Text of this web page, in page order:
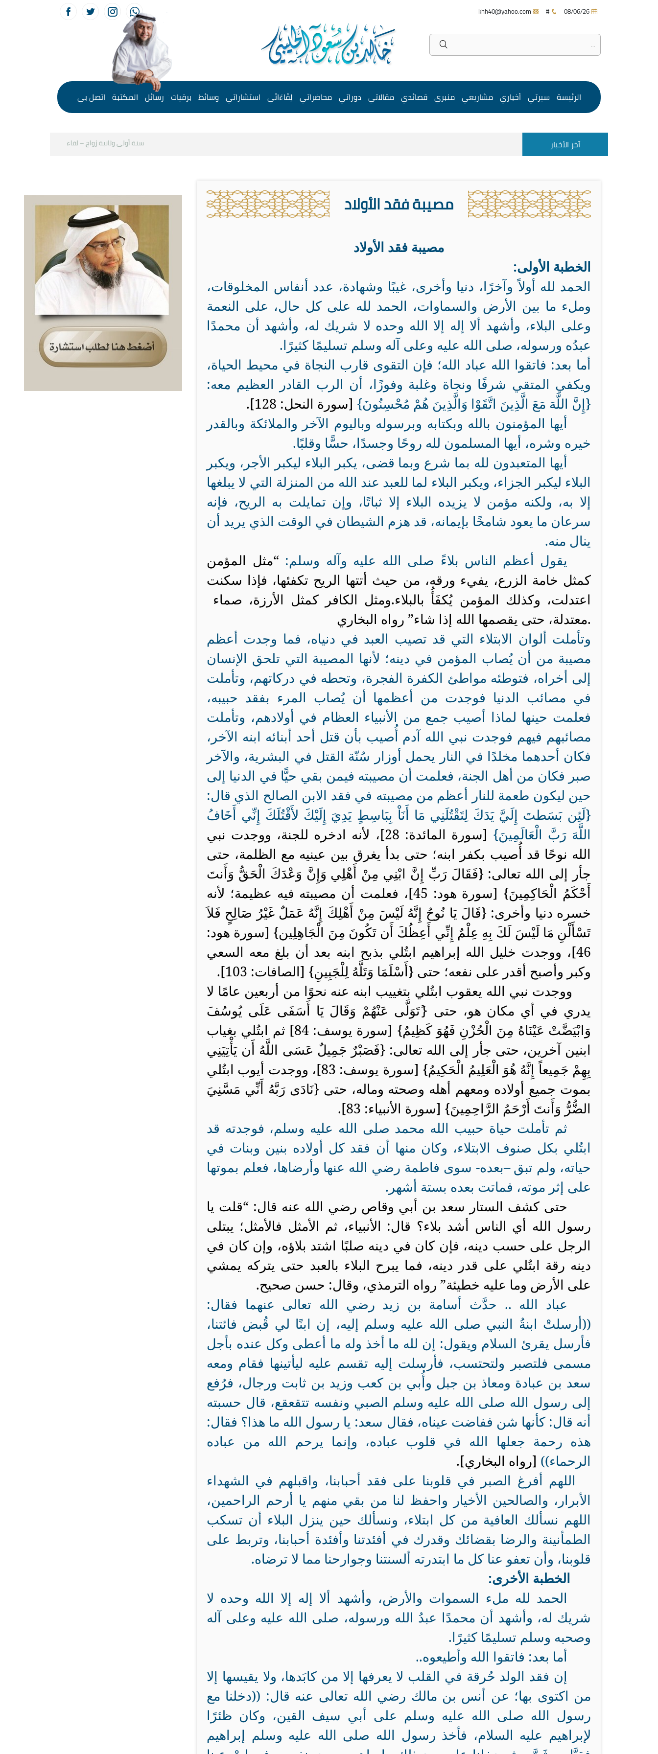
#
الرئيسة سيرتي أخباري مشاريعي منبري قصائدي مقالاتي دوراتي محاضراتي لِقَاءَاتَي استشاراتي وسائط برقيات رسائل المكتبة اتصل بي
آخر الأخبار سنة أولى وثانية زواج – لقاء مع د.خالد الحليبي
مصيبة فقد الأولاد
مصيبة فقد الأولاد
الخطبة الأولى:
الحمد لله أولاً وآخرًا، دنيا وأخرى، غيبًا وشهادة، عدد أنفاس المخلوقات،
وملء ما بين الأرض والسماوات، الحمد لله على كل حال، على النعمة
وعلى البلاء، وأشهد ألا إله إلا الله وحده لا شريك له، وأشهد أن محمدًا
عبدُه ورسوله، صلى الله عليه وعلى آله وسلم تسليمًا كثيرًا.
أما بعد: فاتقوا الله عباد الله؛ فإن التقوى قارب النجاة في محيط الحياة،
ويكفي المتقي شرفًا ونجاة وغلبة وفوزًا، أن الرب القادر العظيم معه:
{إِنَّ اللَّهَ مَعَ الَّذِينَ اتَّقَوْا وَالَّذِينَ هُمْ مُحْسِنُونَ} [سورة النحل: 128].
أيها المؤمنون بالله وبكتابه وبرسوله وباليوم الآخر والملائكة وبالقدر
خيره وشره، أيها المسلمون لله روحًا وجسدًا، حسًّا وقلبًا.
أيها المتعبدون لله بما شرع وبما قضى، يكبر البلاء ليكبر الأجر، ويكبر
البلاء ليكبر الجزاء، ويكبر البلاء لما للعبد عند الله من المنزلة التي لا يبلغها
إلا به، ولكنه مؤمن لا يزيده البلاء إلا ثباتًا، وإن تمايلت به الريح، فإنه
سرعان ما يعود شامخًا بإيمانه، قد هزم الشيطان في الوقت الذي يريد أن
ينال منه.
يقول أعظم الناس بلاءً صلى الله عليه وآله وسلم:“مثل المؤمن
كمثل خامة الزرع، يفيء ورقه، من حيث أتتها الريح تكفئها، فإذا سكنت
اعتدلت، وكذلك المؤمن يُكفَأُ بالبلاء.ومثل الكافر كمثل الأرزة، صماء
معتدلة، حتى يقصمها الله إذا شاء” رواه البخاري.
وتأملت ألوان الابتلاء التي قد تصيب العبد في دنياه، فما وجدت أعظم
مصيبة من أن يُصاب المؤمن في دينه؛ لأنها المصيبة التي تلحق الإنسان
إلى أخراه، فتوطئه مواطئ الكفرة الفجرة، وتحطه في دركاتهم، وتأملت
في مصائب الدنيا فوجدت من أعظمها أن يُصاب المرء بفقد حبيبه،
فعلمت حينها لماذا أصيب جمع من الأنبياء العظام في أولادهم، وتأملت
مصائبهم فيهم فوجدت نبي الله آدم أُصيب بأن قتل أحد أبنائه ابنه الآخر،
فكان أحدهما مخلدًا في النار يحمل أوزار سُنّة القتل في البشرية، والآخر
صبر فكان من أهل الجنة، فعلمت أن مصيبته فيمن بقي حيًّا في الدنيا إلى
حين ليكون طعمة للنار أعظم من مصيبته في فقد الابن الصالح الذي قال:
{لَئِن بَسَطتَ إِلَيَّ يَدَكَ لِتَقْتُلَنِي مَا أَنَاْ بِبَاسِطٍ يَدِيَ إِلَيْكَ لأَقْتُلَكَ إِنِّي أَخَافُ
اللَّهَ رَبَّ الْعَالَمِينَ}
[سورة المائدة: 28]، لأنه ادخره للجنة، ووجدت نبي
الله نوحًا قد أُصيب بكفر ابنه؛ حتى بدأ يغرق بين عينيه مع الظلمة، حتى
جأر إلى الله تعالى: {فَقَالَ رَبِّ إِنَّ ابْنِي مِنْ أَهْلِي وَإِنَّ وَعْدَكَ الْحَقُّ وَأَنتَ
أَحْكَمُ الْحَاكِمِينَ}
[سورة هود: 45]، فعلمت أن مصيبته فيه عظيمة؛ لأنه
خسره دنيا وأخرى: {قَالَ يَا نُوحُ إِنَّهُ لَيْسَ مِنْ أَهْلِكَ إِنَّهُ عَمَلٌ غَيْرُ صَالِحٍ فَلاَ
تَسْأَلْنِ مَا لَيْسَ لَكَ بِهِ عِلْمٌ إِنِّي أَعِظُكَ أَن تَكُونَ مِنَ الْجَاهِلِين} [سورة هود:
46]، ووجدت خليل الله إبراهيم ابتُلي بذبح ابنه بعد أن بلغ معه السعي
وكبر وأصبح أقدر على نفعه؛ حتى {أَسْلَمَا وَتَلَّهُ لِلْجَبِينِ} [الصافات: 103].
ووجدت نبي الله يعقوب ابتُلي بتغييب ابنه عنه نحوًا من أربعين عامًا لا
يدري في أي مكان هو، حتى {َتَوَلَّى عَنْهُمْ وَقَالَ يَا أَسَفَى عَلَى يُوسُفَ
وَابْيَضَّتْ عَيْنَاهُ مِنَ الْحُزْنِ فَهُوَ كَظِيمٌ}
[سورة يوسف: 84] ثم ابتُلي بغياب
ابنين آخرين، حتى جأر إلى الله تعالى: {فَصَبْرٌ جَمِيلٌ عَسَى اللَّهُ أَن يَأْتِيَنِي
بِهِمْ جَمِيعاً إِنَّهُ هُوَ الْعَلِيمُ الْحَكِيمُ}
[سورة يوسف: 83]، ووجدت أيوب ابتُلي
بموت جميع أولاده ومعهم أهله وصحته وماله، حتى {نَادَى رَبَّهُ أَنِّي مَسَّنِيَ
الضُّرُّ وَأَنتَ أَرْحَمُ الرَّاحِمِينَ} [سورة الأنبياء: 83].
ثم تأملت حياة حبيب الله محمد صلى الله عليه وسلم، فوجدته قد
ابتُلي بكل صنوف الابتلاء، وكان منها أن فقد كل أولاده بنين وبنات في
حياته، ولم تبق –بعده- سوى فاطمة رضي الله عنها وأرضاها، فعلم بموتها
على إثر موته، فماتت بعده بستة أشهر.
حتى كشف الستار سعد بن أبي وقاص رضي الله عنه قال: “قلت يا
رسول الله أي الناس أشد بلاء؟ قال: الأنبياء، ثم الأمثل فالأمثل؛ يبتلى
الرجل على حسب دينه، فإن كان في دينه صلبًا اشتد بلاؤه، وإن كان في
دينه رقة ابتُلي على قدر دينه، فما يبرح البلاء بالعبد حتى يتركه يمشي
على الأرض وما عليه خطيئة” رواه الترمذي، وقال: حسن صحيح.
عباد الله .. حدَّث أسامة بن زيد رضي الله تعالى عنهما فقال:
((أرسلتْ ابنةُ النبي صلى الله عليه وسلم إليه، إن ابنًا لي قُبض فائتنا،
فأرسل يقرئ السلام ويقول: إن لله ما أخذ وله ما أعطى وكل عنده بأجل
مسمى فلتصبر ولتحتسب، فأرسلت إليه تقسم عليه ليأتينها فقام ومعه
سعد بن عبادة ومعاذ بن جبل وأُبي بن كعب وزيد بن ثابت ورجال، فرُفع
إلى رسول الله صلى الله عليه وسلم الصبي ونفسه تتقعقع، قال حسبته
أنه قال: كأنها شن ففاضت عيناه، فقال سعد: يا رسول الله ما هذا؟ فقال:
هذه رحمة جعلها الله في قلوب عباده، وإنما يرحم الله من عباده
الرحماء)) [رواه البخاري].
اللهم أفرغ الصبر في قلوبنا على فقد أحبابنا، واقبلهم في الشهداء
الأبرار، والصالحين الأخيار واحفظ لنا من بقي منهم يا أرحم الراحمين،
اللهم نسألك العافية من كل ابتلاء، ونسألك حين ينزل البلاء أن تسكب
الطمأنينة والرضا بقضائك وقدرك في أفئدتنا وأفئدة أحبابنا، وتربط على
قلوبنا، وأن تعفو عنا كل ما ابتدرته ألسنتنا وجوارحنا مما لا ترضاه.
الخطبة الأخرى:
الحمد لله ملء السموات والأرض، وأشهد ألا إله إلا الله وحده لا
شريك له، وأشهد أن محمدًا عبدُ الله ورسوله، صلى الله عليه وعلى آله
وصحبه وسلم تسليمًا كثيرًا.
أما بعد: فاتقوا الله وأطيعوه..
إن فقد الولد حُرقة في القلب لا يعرفها إلا من كابَدها، ولا يقيسها إلا
من اكتوى بها؛ عن أنس بن مالك رضي الله تعالى عنه قال: ((دخلنا مع
رسول الله صلى الله عليه وسلم على أبي سيف القين، وكان ظئرًا
لإبراهيم عليه السلام، فأخذ رسول الله صلى الله عليه وسلم إبراهيم